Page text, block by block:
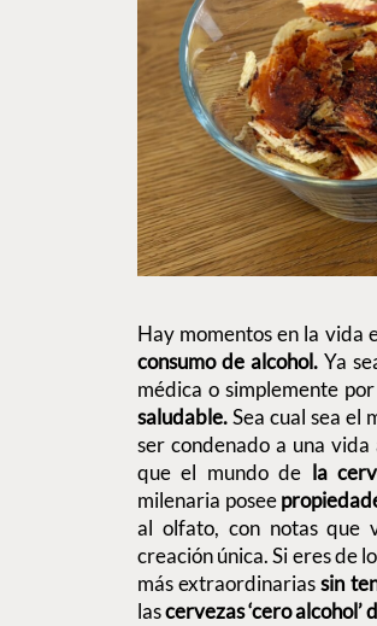
Hay momentos en la vida
consumo de alcohol.Ya
médica o simplemente
saludable.Sea cual sea el
ser condenado a una
que el mundo de la
milenaria posee
al olfato, con notas que
creación única. Si eres de
más extraordinariassin
lascervezas ‘cero alcohol’